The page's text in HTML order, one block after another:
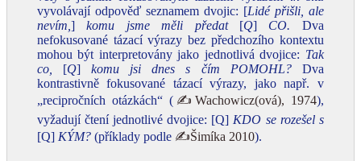
vyvolávají odpověď seznamem dvojic: [Lidé přišli, ale
nevím, ]komu jsme měli předat[Q] CO. Dva
nefokusované tázací výrazy bez předchozího kontextu
mohou být interpretovány jako jednotlivá dvojice: Tak
co,
[Q]komu jsi dnes s čím POMOHL?Dva
kontrastivně fokusované tázací výrazy, jako např. v
„recipročních otázkách“ (✍Wachowicz(ová), 1974),
vyžadují čtení jednotlivé dvojice: [Q] KDO se rozešel s
[Q] KÝM? (příklady podle ✍Šimíka 2010).